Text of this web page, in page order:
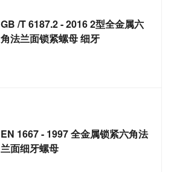
GB /T 6187.2 - 2016 2型全金属六
角法兰面锁紧螺母 细牙
EN 1667 - 1997 全金属锁紧六角法
兰面细牙螺母